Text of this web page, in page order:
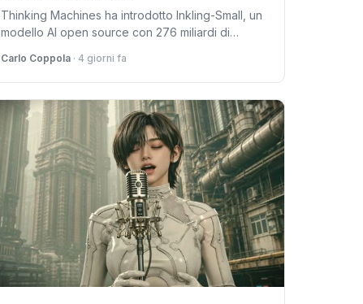
Thinking Machines ha introdotto Inkling-Small, un
modello AI open source con 276 miliardi di
versione precedente pur essendo solo una
quarta delle sue dimensioni. Il modello è
disponibile su Hugging Face e offre supporto per
fine-tuning.
Carlo Coppola · 4 giorni fa